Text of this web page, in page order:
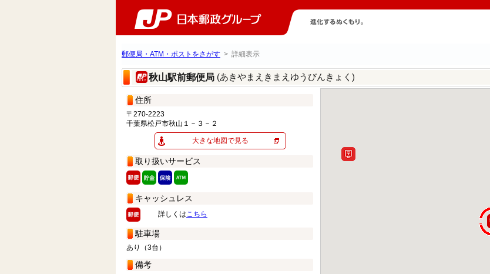
郵便局・ATM・ポストをさがす > 詳細表示
秋山駅前郵便局 (あきやまえきまえゆうびんきょく)
住所
〒270-2223
千葉県松戸市秋山１－３－２
大きな地図で見る
取り扱いサービス
キャッシュレス
詳しくはこちら
駐車場
あり（3台）
備考